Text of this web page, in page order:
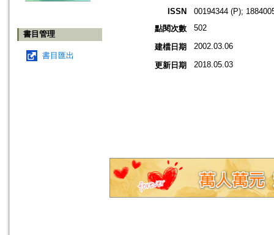
書目管理
書目匯出
ISSN
00194344 (P);
點閱次數
502
建檔日期 2002.03.06
更新日期 2018.05.03